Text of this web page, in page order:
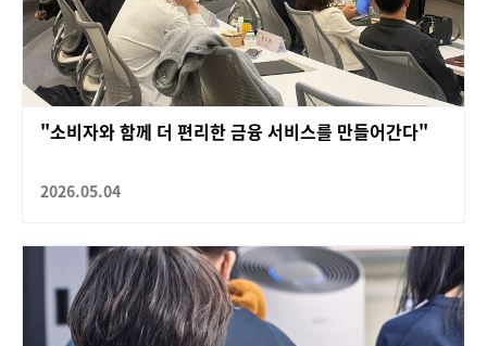
"소비자와 함께 더 편리한 금융 서비스를 만들어간다"
2026.05.04